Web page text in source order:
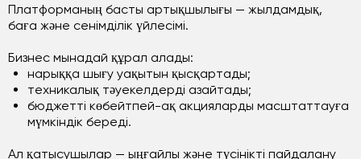
Платформаның басты артықшылығы — жылдамдық,
баға және сенімділік үйлесімі.
Бизнес мынадай құрал алады:
нарыққа шығу уақытын қысқартады;
техникалық тәуекелдерді азайтады;
бюджетті көбейтпей-ақ акцияларды масштаттауға
мүмкіндік береді.
Ал қатысушылар — ыңғайлы және түсінікті пайдалану